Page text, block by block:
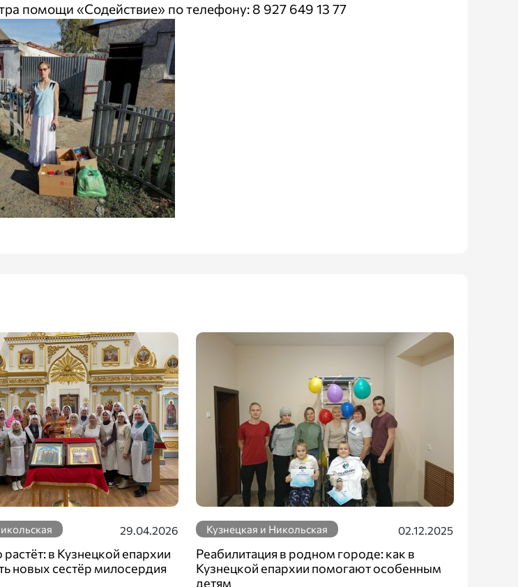
помощи «Содействие» по телефону: 8 927 649 13 77
29.04.2026
в Кузнецкой епархии
новых сестёр милосердия
Кузнецкая и Никольская 02.12.2025
Реабилитация в родном городе: как в
Кузнецкой епархии помогают особенным
детям